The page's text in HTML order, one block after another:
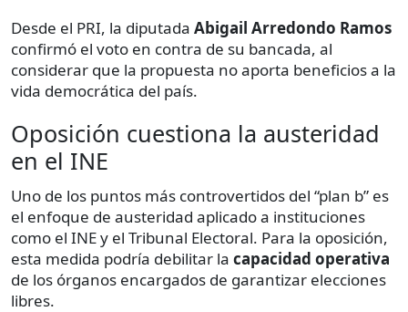
Desde el PRI, la diputada Abigail Arredondo Ramos
confirmó el voto en contra de su bancada, al
considerar que la propuesta no aporta beneficios a la
vida democrática del país.
Oposición cuestiona la austeridad
en el INE
Uno de los puntos más controvertidos del “plan b” es
el enfoque de austeridad aplicado a instituciones
como el INE y el Tribunal Electoral. Para la oposición,
esta medida podría debilitar la capacidad operativa
de los órganos encargados de garantizar elecciones
libres.